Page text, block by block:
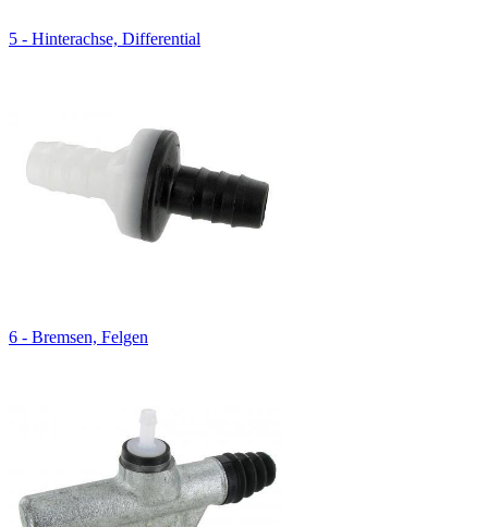
5 - Hinterachse, Differential
6 - Bremsen, Felgen